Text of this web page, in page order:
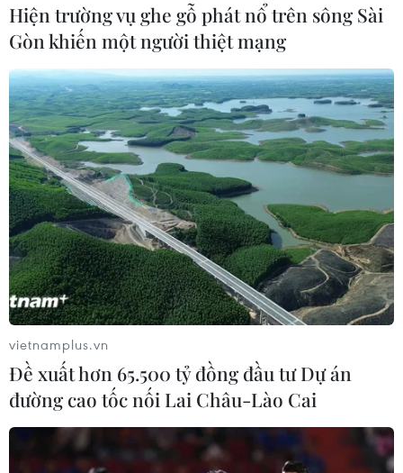
Bộ trưởng Đào Hồng Lan: Khẩn trương
tháo gỡ vướng mắc về thiếu thuốc
25/02/2023 12:29
Trong những nhiệm vụ trọng tâm năm 2023, ngành y tế
ưu tiên giải quyết ngay vướng mắc về vấn đề máy móc,
để đảm bảo đáp ứng cho người dân trong quá trình xét
nghiệm, điều trị.
Hiện trường vụ ghe gỗ phát nổ trên sông Sài
Gòn khiến một người thiệt mạng
vietnamplus.vn
Đề xuất hơn 65.500 tỷ đồng đầu tư Dự án
đường cao tốc nối Lai Châu-Lào Cai